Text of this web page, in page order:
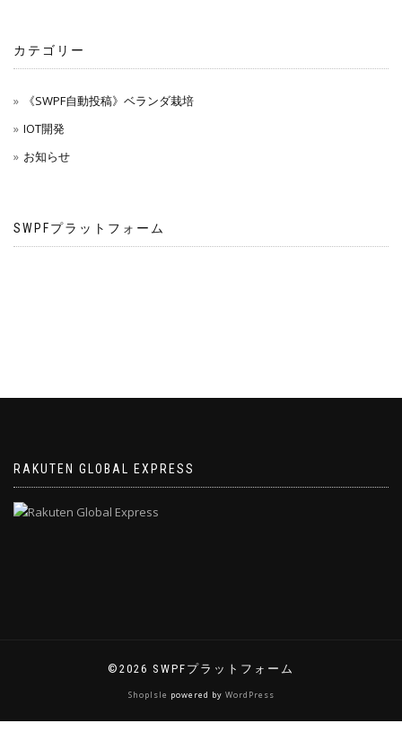
カテゴリー
《SWPF自動投稿》ベランダ栽培
IOT開発
お知らせ
SWPFプラットフォーム
RAKUTEN GLOBAL EXPRESS
©2026 SWPFプラットフォーム
ShopIsle powered by WordPress